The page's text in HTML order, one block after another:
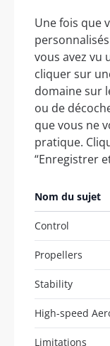
Une fois que
vous avez vu
cliquer sur
domaine sur
ou de
que vous ne
pratique.
“Enregistrer
Nom du sujet
Control
Propellers
Stability
High-speed
Limitations